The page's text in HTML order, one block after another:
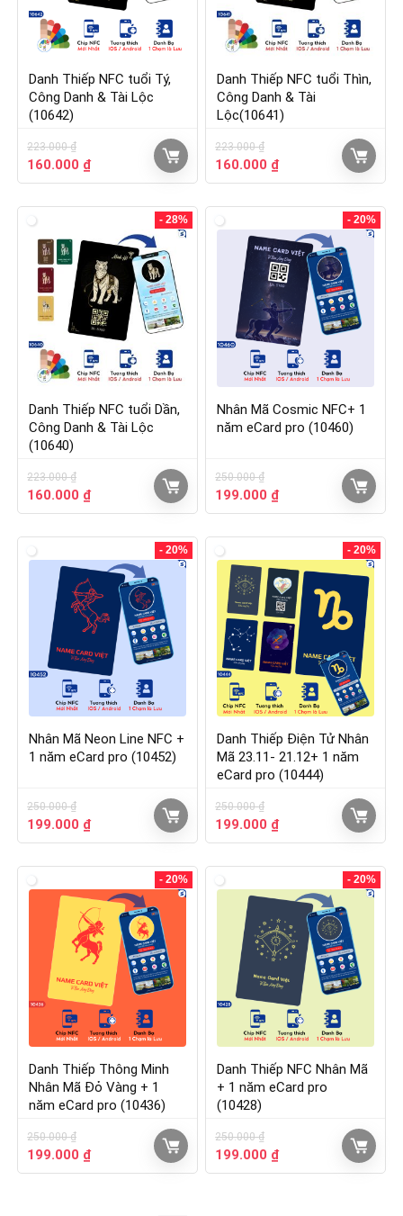
Danh Thiếp NFC tuổi Tý,
Công Danh & Tài Lộc
(10642)
223.000₫
160.000 ₫
Danh Thiếp NFC tuổi Thìn,
Công Danh & Tài
Lộc(10641)
223.000₫
160.000 ₫
- 28%
Danh Thiếp NFC tuổi Dần,
Công Danh & Tài Lộc
(10640)
223.000₫
160.000 ₫
- 20%
Nhân Mã Cosmic NFC+ 1
năm eCard pro (10460)
250.000₫
199.000 ₫
- 20%
Nhân Mã Neon Line NFC +
1 năm eCard pro (10452)
250.000₫
199.000 ₫
- 20%
Danh Thiếp Điện Tử Nhân
Mã 23.11- 21.12+ 1 năm
eCard pro (10444)
250.000₫
199.000 ₫
- 20%
Danh Thiếp Thông Minh
Nhân Mã Đỏ Vàng + 1
năm eCard pro (10436)
250.000₫
199.000 ₫
- 20%
Danh Thiếp NFC Nhân Mã
+ 1 năm eCard pro
(10428)
250.000₫
199.000 ₫